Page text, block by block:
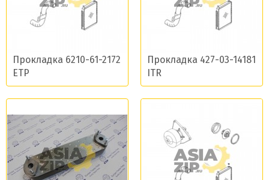
Прокладка 6210-61-2172
ETP
Прокладка 427-03-14181
ITR